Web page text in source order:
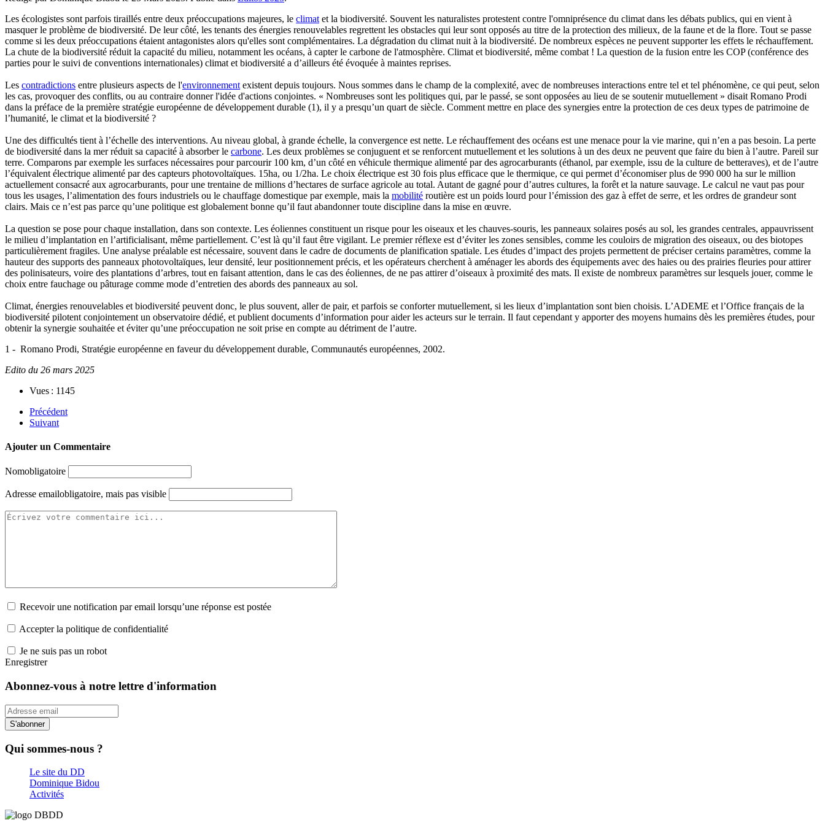
Les écologistes sont parfois tiraillés entre deux préoccupations majeures, le climat et la biodiversité. Souvent les naturalistes protestent contre l'omniprésence du climat dans les débats publics, qui en vient à
masquer le problème de biodiversité. De leur côté, les tenants des énergies renouvelables regrettent les obstacles qui leur sont opposés au titre de la protection des milieux, de la faune et de la flore. Tout se passe
comme si les deux préoccupations étaient antagonistes alors qu'elles sont complémentaires. La dégradation du climat nuit à la biodiversité. De nombreux espèces ne peuvent supporter les effets le réchauffement.
La chute de la biodiversité réduit la capacité du milieu, notamment les océans, à capter le carbone de l'atmosphère. Climat et biodiversité, même combat ! La question de la fusion entre les COP (conférence des
parties pour le suivi de conventions internationales) climat et biodiversité a d’ailleurs été évoquée à maintes reprises.
Les contradictions entre plusieurs aspects de l'environnement existent depuis toujours. Nous sommes dans le champ de la complexité, avec de nombreuses interactions entre tel et tel phénomène, ce qui peut, selon
les cas, provoquer des conflits, ou au contraire donner l'idée d'actions conjointes. « Nombreuses sont les politiques qui, par le passé, se sont opposées au lieu de se soutenir mutuellement » disait Romano Prodi
dans la préface de la première stratégie européenne de développement durable (1), il y a presqu’un quart de siècle. Comment mettre en place des synergies entre la protection de ces deux types de patrimoine de
l’humanité, le climat et la biodiversité ?
Une des difficultés tient à l’échelle des interventions. Au niveau global, à grande échelle, la convergence est nette. Le réchauffement des océans est une menace pour la vie marine, qui n’en a pas besoin. La perte
de biodiversité dans la mer réduit sa capacité à absorber le carbone. Les deux problèmes se conjuguent et se renforcent mutuellement et les solutions à un des deux ne peuvent que faire du bien à l’autre. Pareil sur
terre. Comparons par exemple les surfaces nécessaires pour parcourir 100 km, d’un côté en véhicule thermique alimenté par des agrocarburants (éthanol, par exemple, issu de la culture de betteraves), et de l’autre
l’équivalent électrique alimenté par des capteurs photovoltaïques. 15ha, ou 1/2ha. Le choix électrique est 30 fois plus efficace que le thermique, ce qui permet d’économiser plus de 990 000 ha sur le million
actuellement consacré aux agrocarburants, pour une trentaine de millions d’hectares de surface agricole au total. Autant de gagné pour d’autres cultures, la forêt et la nature sauvage. Le calcul ne vaut pas pour
tous les usages, l’alimentation des fours industriels ou le chauffage domestique par exemple, mais la mobilité routière est un poids lourd pour l’émission des gaz à effet de serre, et les ordres de grandeur sont
clairs. Mais ce n’est pas parce qu’une politique est globalement bonne qu’il faut abandonner toute discipline dans la mise en œuvre.
La question se pose pour chaque installation, dans son contexte. Les éoliennes constituent un risque pour les oiseaux et les chauves-souris, les panneaux solaires posés au sol, les grandes centrales, appauvrissent
le milieu d’implantation en l’artificialisant, même partiellement. C’est là qu’il faut être vigilant. Le premier réflexe est d’éviter les zones sensibles, comme les couloirs de migration des oiseaux, ou des biotopes
particulièrement fragiles. Une analyse préalable est nécessaire, souvent dans le cadre de documents de planification spatiale. Les études d’impact des projets permettent de préciser certains paramètres, comme la
hauteur des supports des panneaux photovoltaïques, leur densité, leur positionnement précis, et les opérateurs cherchent à aménager les abords des équipements avec des haies ou des prairies fleuries pour attirer
des polinisateurs, voire des plantations d’arbres, tout en faisant attention, dans le cas des éoliennes, de ne pas attirer d’oiseaux à proximité des mats. Il existe de nombreux paramètres sur lesquels jouer, comme le
choix entre fauchage ou pâturage comme mode d’entretien des abords des panneaux au sol.
Climat, énergies renouvelables et biodiversité peuvent donc, le plus souvent, aller de pair, et parfois se conforter mutuellement, si les lieux d’implantation sont bien choisis. L’ADEME et l’Office français de la
biodiversité pilotent conjointement un observatoire dédié, et publient documents d’information pour aider les acteurs sur le terrain. Il faut cependant y apporter des moyens humains dès les premières études, pour
obtenir la synergie souhaitée et éviter qu’une préoccupation ne soit prise en compte au détriment de l’autre.
1 - Romano Prodi, Stratégie européenne en faveur du développement durable, Communautés européennes, 2002.
Edito du 26 mars 2025
Vues : 1145
Précédent
Suivant
Ajouter un Commentaire
Nomobligatoire
Adresse emailobligatoire, mais pas visible
Recevoir une notification par email lorsqu’une réponse est postée
Accepter la politique de confidentialité
Je ne suis pas un robot
Enregistrer
Abonnez-vous à notre lettre d'information
S'abonner
Qui sommes-nous ?
Le site du DD
Dominique Bidou
Activités